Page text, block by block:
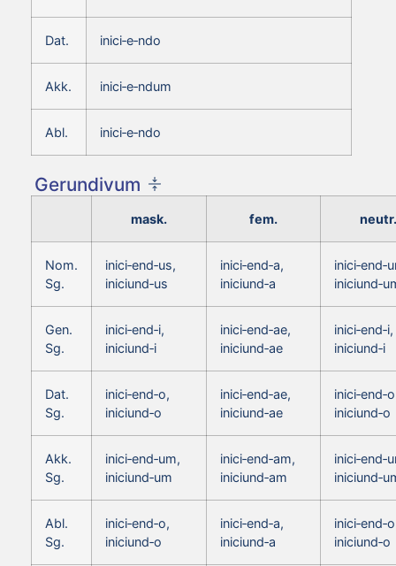
Dat. inici‑e‑ndo
Akk. inici‑e‑ndum
Abl. inici‑e‑ndo
Gerundivum
mask. fem. neutr.
Nom.
Sg.
inici‑end‑us,
iniciund‑us
inici‑end‑a,
iniciund‑a
Gen.
Sg.
inici‑end‑i,
iniciund‑i
inici‑end‑ae,
iniciund‑ae
inici‑end‑i,
iniciund‑i
Dat.
Sg.
inici‑end‑o,
iniciund‑o
inici‑end‑ae,
iniciund‑ae
iniciund‑o
Akk.
Sg.
inici‑end‑um,
iniciund‑um
inici‑end‑am,
iniciund‑am
Abl.
Sg.
inici‑end‑o,
iniciund‑o
inici‑end‑a,
iniciund‑a
iniciund‑o